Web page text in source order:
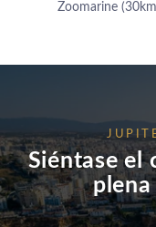
Zoomarine
Siéntase el
plena